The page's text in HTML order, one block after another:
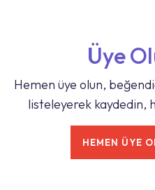
Üye
Hemen üye olun,
listeleyerek kaydedin,
HEMEN ÜYE